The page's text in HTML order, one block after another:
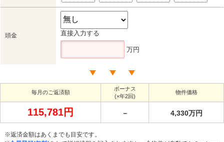
頭金 直接入力する
万円
毎月のご返済額
ボーナス
(×年2回)
物件価格
115,781円 － 4,330万円
※返済金額はあくまでも目安です。